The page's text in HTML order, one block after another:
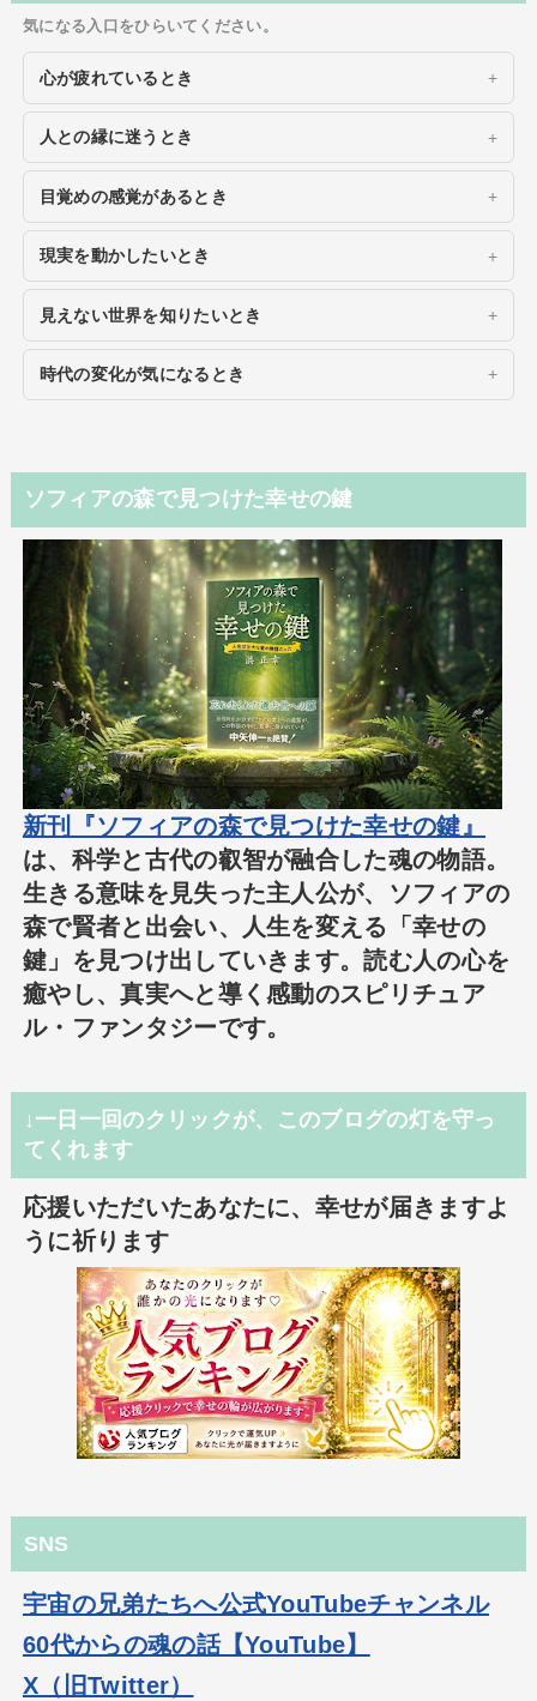
気になる入口をひらいてください。
心が疲れているとき
人との縁に迷うとき
目覚めの感覚があるとき
現実を動かしたいとき
見えない世界を知りたいとき
時代の変化が気になるとき
ソフィアの森で見つけた幸せの鍵
新刊『ソフィアの森で見つけた幸せの鍵』
は、科学と古代の叡智が融合した魂の物語。
生きる意味を見失った主人公が、ソフィアの
森で賢者と出会い、人生を変える「幸せの
鍵」を見つけ出していきます。読む人の心を
癒やし、真実へと導く感動のスピリチュア
ル・ファンタジーです。
↓一日一回のクリックが、このブログの灯を守っ
てくれます
応援いただいたあなたに、幸せが届きますよ
うに祈ります
SNS
宇宙の兄弟たちへ公式YouTubeチャンネル
60代からの魂の話【YouTube】
X（旧Twitter）